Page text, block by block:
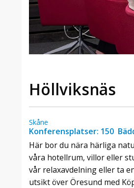
Höllviksnäs
Skåne
Konferensplatser: 150
Här bor du nära härliga
våra hotellrum, villor eller
vår relaxavdelning eller ta
utsikt över Öresund med